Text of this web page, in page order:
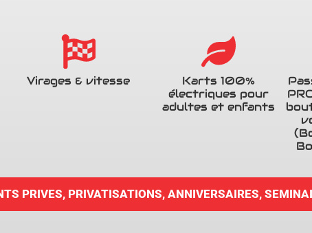
Virages & vitesse
Karts 100%
électriques pour
adultes et enfants
PRIVES, PRIVATISATIONS, ANNIVERSAIRES,